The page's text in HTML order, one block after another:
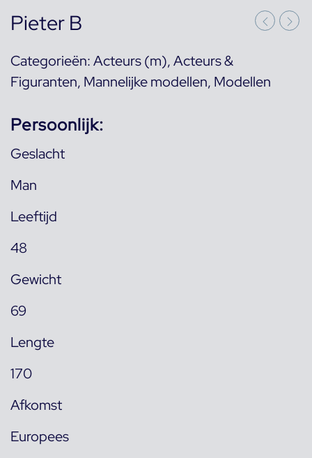
Pieter B
Categorieën:Acteurs (m),Acteurs &
Figuranten, Mannelijke modellen, Modellen
Persoonlijk:
Geslacht
Man
Leeftijd
48
Gewicht
69
Lengte
170
Afkomst
Europees